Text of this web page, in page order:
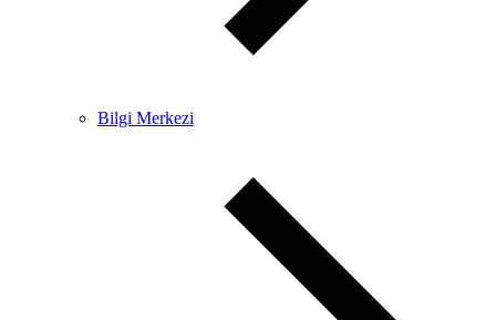
Bilgi Merkezi